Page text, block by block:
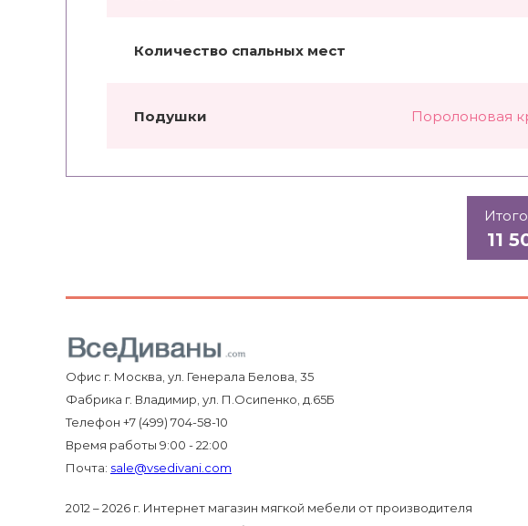
Количество спальных мест
Подушки Поролоновая
11
Офис г. Москва, ул. Генерала Белова, 35
Фабрика г. Владимир, ул. П.Осипенко, д.65Б
Телефон +7 (499) 704-58-10
Время работы 9:00 - 22:00
Почта: sale@vsedivani.com
2012 – 2026 г. Интернет магазин мягкой мебели от производителя